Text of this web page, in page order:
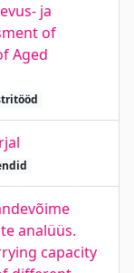
ja
of
Aged
analüüs.
capacity